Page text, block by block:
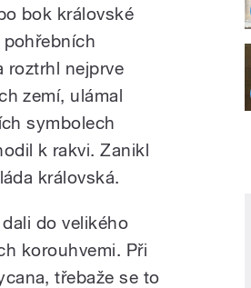
bok královské
roztrhl nejprve
zemí, ulámal
symbolech
k rakvi. Zanikl
královská.
do velikého
korouhvemi. Při
třebaže se to